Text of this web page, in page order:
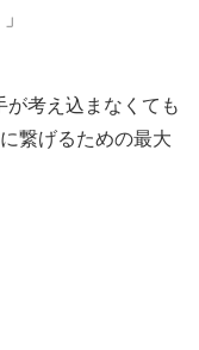
考え込まなくても
繋げるための最大